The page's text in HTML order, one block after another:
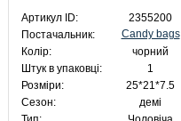
Артикул ID:
2355200
Постачальник:
Candy bags
Колір:
чорний
Штук в упаковці:
1
Розміри:
25*21*7.5
Сезон:
демі